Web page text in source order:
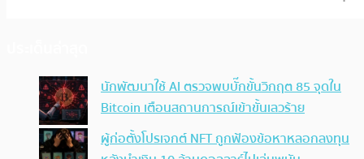
นักพัฒนาใช้ AI ตรวจพบบั๊กขั้นวิกฤต 85 จุดใน
Bitcoin เตือนสถานการณ์เข้าขั้นเลวร้าย
ผู้ก่อตั้งโปรเจกต์ NFT ถูกฟ้องข้อหาหลอกลงทุน